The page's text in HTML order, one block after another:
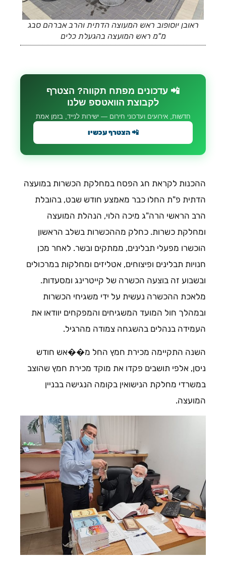
ראובן יוסופוב ראש המעוצה הדתית והרב אברהם סבג
מ"מ ראש המועצה בהגעלת כלים
📲 עדכונים מפתח תקווה? הצטרף
לקבוצת הוואטספ שלנו
חדשות, אירועים ועדכוני חירום — ישירות לנייד, בזמן אמת
📲 הצטרף עכשיו
ההכנות לקראת חג הפסח במחלקת הכשרות במועצה
הדתית פ"ת החלו כבר מאמצע חודש שבט, בהובלת
הרב הראשי הרה"ג מיכה הלוי, הנהלת המועצה
ומחלקת כשרות. כחלק מההכשרות בשלב הראשון
הוכשרו מפעלי תבלינים, ממתקים ובשר. לאחר מכן
חנויות תבלינים ופיצוחים, אטליזים ומחלקות במרכולים
ובשבוע זה בוצעה הכשרה של קייטרינג ומסעדות.
מלאכת ההכשרה נעשית על ידי משגיחי הכשרות
ובמהלך חול המועד המשגיחים והמפקחים יוודאו את
העמידה בנהלים בהשגחה צמודה מהרגיל.
השנה התקיימה מכירת חמץ החל מ��אש חודש
ניסן, אלפי תושבים פקדו את מוקד מכירת חמץ שהוצב
במשרדי מחלקת הנישואין בקומה הנגישה בבניין
המועצה.